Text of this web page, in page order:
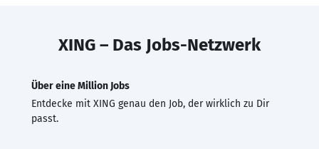
XING – Das Jobs-Netzwerk
Über eine Million Jobs
Entdecke mit XING genau den Job, der wirklich zu Dir
passt.